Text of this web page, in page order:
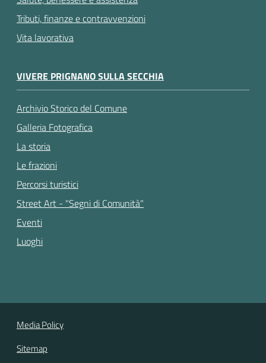
Tributi, finanze e contravvenzioni
Vita lavorativa
VIVERE PRIGNANO SULLA SECCHIA
Archivio Storico del Comune
Galleria Fotografica
La storia
Le frazioni
Percorsi turistici
Street Art - "Segni di Comunità"
Eventi
Luoghi
Media Policy
Sitemap